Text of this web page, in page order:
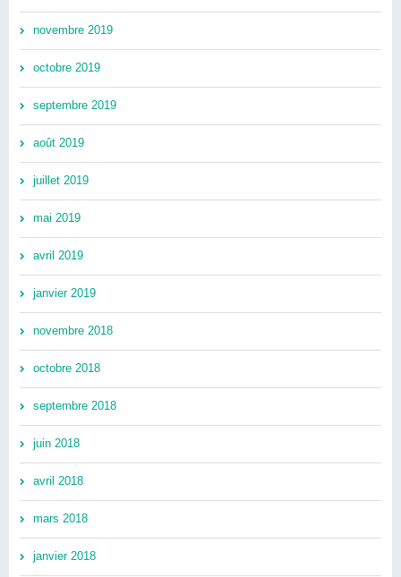
novembre 2019
octobre 2019
septembre 2019
août 2019
juillet 2019
mai 2019
avril 2019
janvier 2019
novembre 2018
octobre 2018
septembre 2018
juin 2018
avril 2018
mars 2018
janvier 2018